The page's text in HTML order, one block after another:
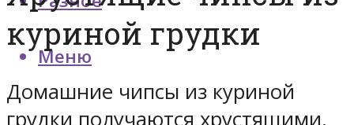
Меню
куриной грудки
Домашние чипсы из куриной
грудки получаются хрустящими,